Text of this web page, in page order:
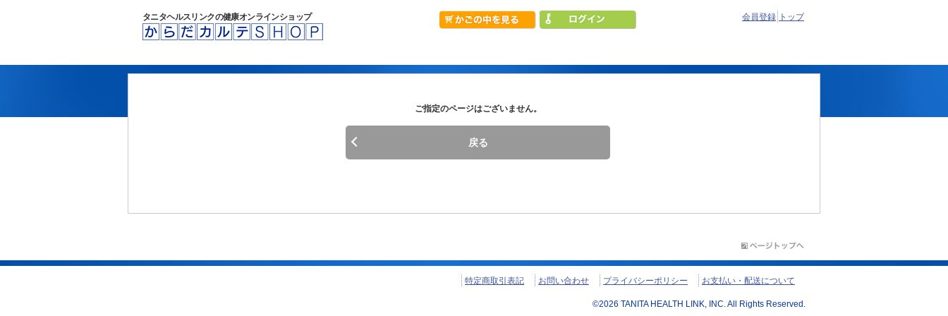
タニタヘルスリンクの健康オンラインショップ 会員登録 トップ
ご指定のページはございません。
戻る
お支払い・配送について
プライバシーポリシー
お問い合わせ
特定商取引表記
©2026 TANITA HEALTH LINK, INC. All Rights Reserved.